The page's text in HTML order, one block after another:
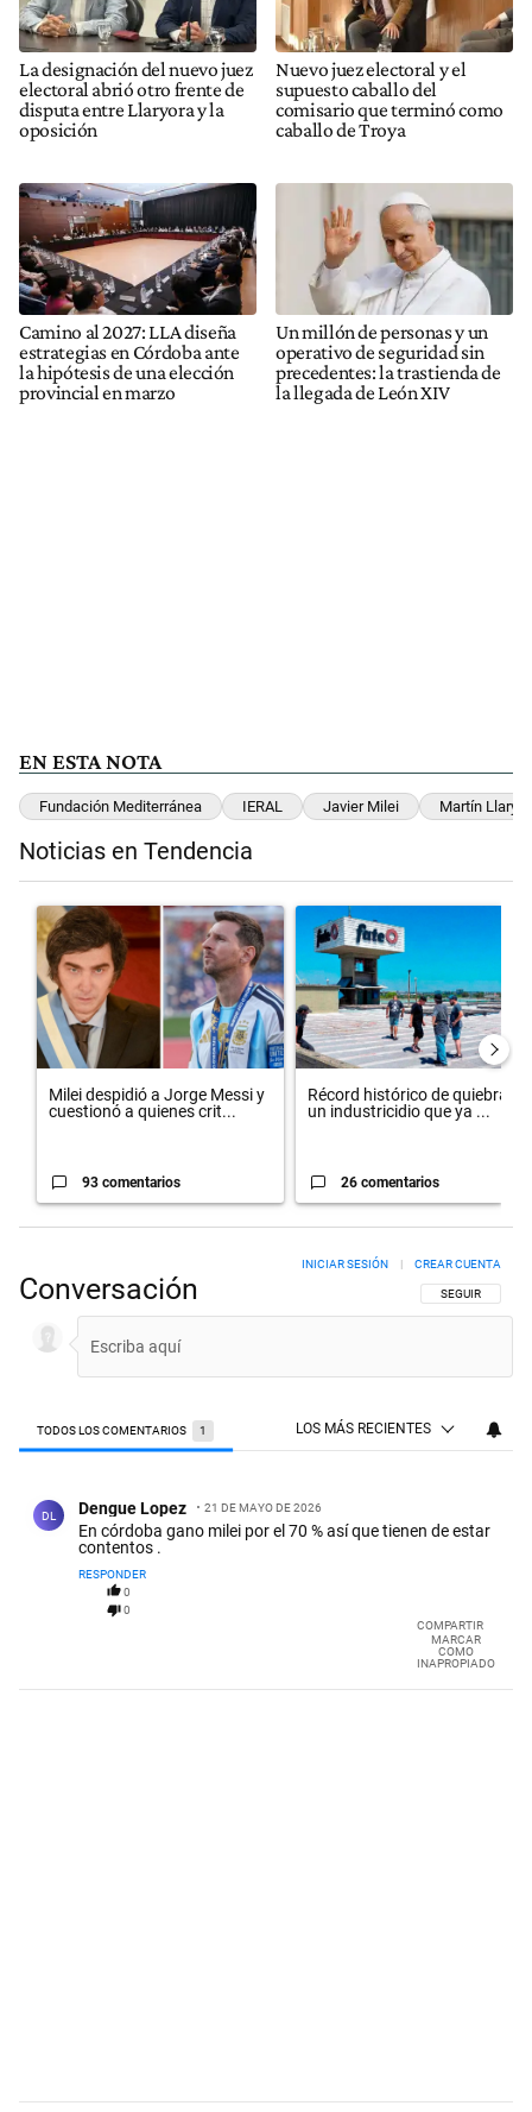
La designación del nuevo juez
electoral abrió otro frente de
disputa entre Llaryora y la
oposición
Nuevo juez electoral y el
supuesto caballo del
comisario que terminó como
caballo de Troya
Camino al 2027: LLA diseña
estrategias en Córdoba ante
la hipótesis de una elección
provincial en marzo
Un millón de personas y un
operativo de seguridad sin
precedentes: la trastienda de
la llegada de León XIV
EN ESTA NOTA
Fundación Mediterránea IERAL Javier Milei Martín
Noticias en Tendencia
Un artículo de tendencia con el título "Milei despidió a Jorge Messi
Milei despidió a Jorge Messi y
cuestionó a quienes crit...
93 comentarios
Un artículo de tendencia con el
Récord histórico de quiebras y
un industricidio que ya ...
26 comentarios
Conversación SIGA ESTA
SEGUIR
INICIAR SESIÓN CREAR CUENTA
TODOS LOS COMENTARIOS 1 LOS MÁS RECIENTES
DL Dengue Lopez 21 DE MAYO DE 2026
En córdoba gano milei por el 70 % así que tienen de estar
contentos .
RESPONDER
0
0
COMPARTIR
MARCAR
COMO
INAPROPIADO